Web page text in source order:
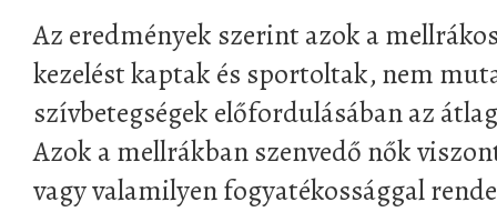
Az eredmények szerint azok a
kezelést kaptak és sportoltak, nem
szívbetegségek előfordulásában az
Azok a mellrákban szenvedő nők
vagy valamilyen fogyatékossággal